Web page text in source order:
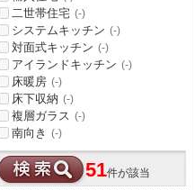
二世帯住宅 (-)
システムキッチン (-)
対面式キッチン (-)
アイランドキッチン (-)
床暖房 (-)
床下収納 (-)
複層ガラス (-)
南向き (-)
51件が該当